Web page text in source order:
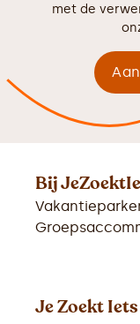
met de
Bij
Je Zoekt